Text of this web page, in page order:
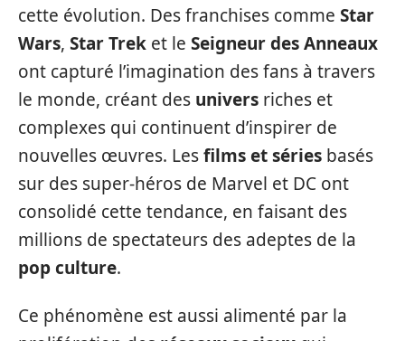
cette évolution. Des franchises comme Star
Wars, Star Trek et le Seigneur des Anneaux
ont capturé l’imagination des fans à travers
le monde, créant des univers riches et
complexes qui continuent d’inspirer de
nouvelles œuvres. Lesfilms et séries basés
sur des super-héros de Marvel et DC ont
consolidé cette tendance, en faisant des
millions de spectateurs des adeptes de la
pop culture.
Ce phénomène est aussi alimenté par la